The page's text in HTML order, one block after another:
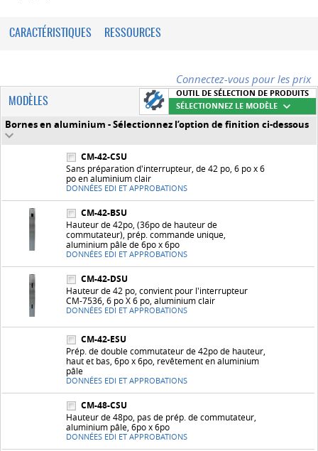
CARACTÉRISTIQUES RESSOURCES
Connectez-vous pour les prix
MODÈLES
OUTIL DE SÉLECTION DE PRODUITS
SÉLECTIONNEZ LE MODÈLE
Bornes en aluminium - Sélectionnez l’option de finition ci-dessous
CM-42-CSU
Sans préparation d'interrupteur, de 42 po, 6 po x 6
po en aluminium clair
DONNÉES EDI ET APPROBATIONS
CM-42-BSU
Hauteur de 42po, (36po de hauteur de
commutateur), prép. commande unique,
aluminium pâle de 6po x 6po
DONNÉES EDI ET APPROBATIONS
CM-42-DSU
Hauteur de 42 po, convient pour l'interrupteur
CM-7536, 6 po X 6 po, aluminium clair
DONNÉES EDI ET APPROBATIONS
CM-42-ESU
Prép. de double commutateur de 42po de hauteur,
haut et bas, 6po x 6po, revêtement en aluminium
pâle
DONNÉES EDI ET APPROBATIONS
CM-48-CSU
Hauteur de 48po, pas de prép. de commutateur,
aluminium pâle, 6po x 6po
DONNÉES EDI ET APPROBATIONS